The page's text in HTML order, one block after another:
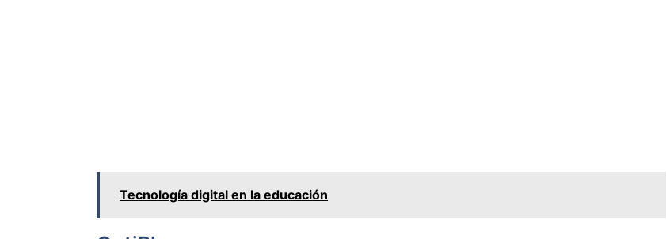
Tecnología digital en la educación